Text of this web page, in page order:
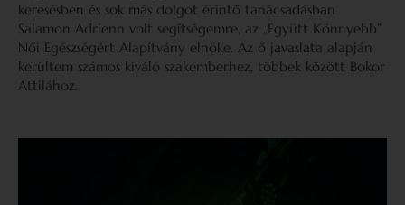
keresésben és sok más dolgot érintő tanácsadásban
Salamon Adrienn volt segítségemre, az „Együtt Könnyebb”
Női Egészségért Alapítvány elnöke. Az ő javaslata alapján
kerültem számos kiváló szakemberhez, többek között Bokor
Attilához.